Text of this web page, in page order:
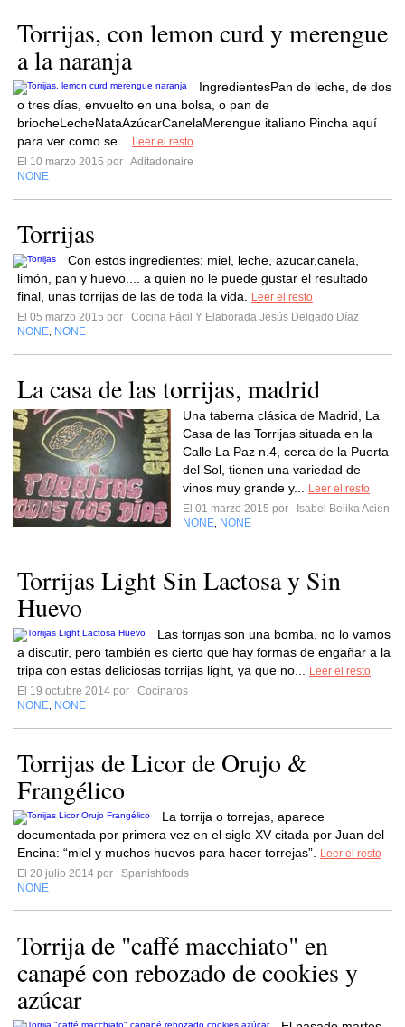
Torrijas, con lemon curd y merengue
a la naranja
IngredientesPan de leche, de dos
o tres días, envuelto en una bolsa, o pan de
briocheLecheNataAzúcarCanelaMerengue italiano Pincha aquí
para ver como se...
Leer el resto
El 10 marzo 2015 por Aditadonaire
NONE
Torrijas
Con estos ingredientes: miel, leche, azucar,canela,
limón, pan y huevo.... a quien no le puede gustar el resultado
final, unas torrijas de las de toda la vida.
Leer el resto
El 05 marzo 2015 por
Cocina Fácil Y Elaborada Jesús Delgado Díaz
NONE NONE
La casa de las torrijas, madrid
Una taberna clásica de Madrid, La
Casa de las Torrijas situada en la
Calle La Paz n.4, cerca de la Puerta
del Sol, tienen una variedad de
vinos muy grande y...
Leer el resto
El 01 marzo 2015 por
Isabel Belika Acien
NONE NONE
Torrijas Light Sin Lactosa y Sin
Huevo
Las torrijas son una bomba, no lo vamos
a discutir, pero también es cierto que hay formas de engañar a la
tripa con estas deliciosas torrijas light, ya que no...
Leer el resto
El 19 octubre 2014 por
Cocinaros
NONE NONE
Torrijas de Licor de Orujo &
Frangélico
La torrija o torrejas, aparece
documentada por primera vez en el siglo XV citada por Juan del
Encina: “miel y muchos huevos para hacer torrejas”.
Leer el resto
El 20 julio 2014 por
Spanishfoods
NONE
Torrija de "caffé macchiato" en
canapé con rebozado de cookies y
azúcar